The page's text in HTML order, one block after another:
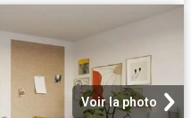
Voir la photo